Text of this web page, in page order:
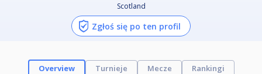
Scotland
Zgłoś się po ten profil
Overview Turnieje Mecze
Rankingi